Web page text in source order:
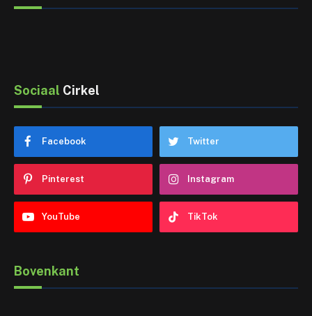
Sociaal Cirkel
Facebook Twitter
Pinterest Instagram
YouTube TikTok
Bovenkant